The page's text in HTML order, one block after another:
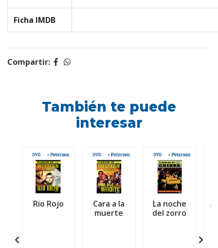
Ficha IMDB
Compartir:
También te puede
interesar
Rio Rojo
Cara a la
muerte
La noche
del zorro